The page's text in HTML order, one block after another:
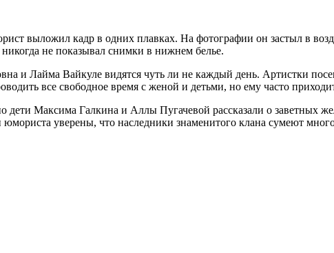
выложил кадр в одних плавках. На фотографии он застыл в
не показывал снимки в нижнем белье.
и Лайма Вайкуле видятся чуть ли не каждый день. Артистки
все свободное время с женой и детьми, но ему часто
дети Максима Галкина и Аллы Пугачевой рассказали о заветных
уверены, что наследники знаменитого клана сумеют